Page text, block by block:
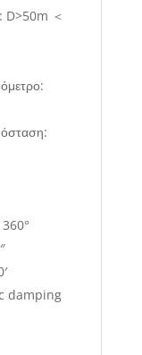
D>50m ＜
damping